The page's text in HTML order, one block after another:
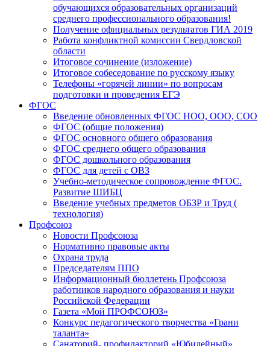
обучающихся образовательных организаций
среднего профессионального образования!
Получение официальных результатов ГИА 2019
Работа конфликтной комиссии Свердловской
области
Итоговое сочинение (изложение)
Итоговое собеседование по русскому языку
Телефоны «горячей линии» по вопросам
подготовки и проведения ЕГЭ
ФГОС
Введение обновленных ФГОС НОО, ООО, СОО
ФГОС (общие положения)
ФГОС основного общего образования
ФГОС среднего общего образования
ФГОС дошкольного образования
ФГОС для детей с ОВЗ
Учебно-методическое сопровождение ФГОС.
Развитие ШИБЦ
Введение учебных предметов ОБЗР и Труд (
технология)
Профсоюз
Новости Профсоюза
Нормативно правовые акты
Охрана труда
Председателям ППО
Информационный бюллетень Профсоюза
работников народного образования и науки
Российской Федерации
Газета «Мой ПРОФСОЮЗ»
Конкурс педагогического творчества «Грани
таланта»